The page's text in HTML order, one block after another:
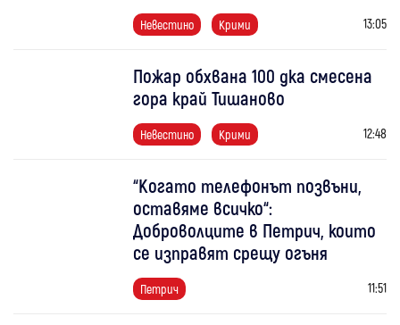
Невестино Крими 13:05
Пожар обхвана 100 дка смесена
гора край Тишаново
Невестино Крими 12:48
“Когато телефонът позвъни,
оставяме всичко“:
Доброволците в Петрич, които
се изправят срещу огъня
Петрич 11:51